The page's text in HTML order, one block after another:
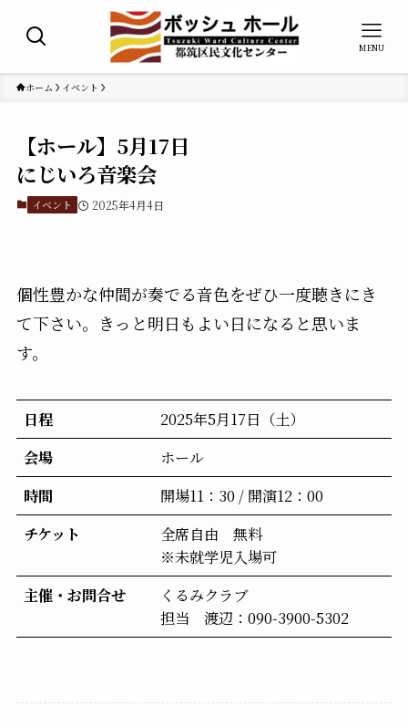
MENU
ホーム イベント
【ホール】5月17日
にじいろ音楽会
イベント 2025年4月4日
個性豊かな仲間が奏でる音色をぜひ一度聴きにき
て下さい。きっと明日もよい日になると思いま
す。
日程
2025年5月17日（土）
会場
ホール
時間
開場11：30 / 開演12：00
チケット
全席自由 無料
※未就学児入場可
主催・お問合せ
くるみクラブ
担当 渡辺：090-3900-5302